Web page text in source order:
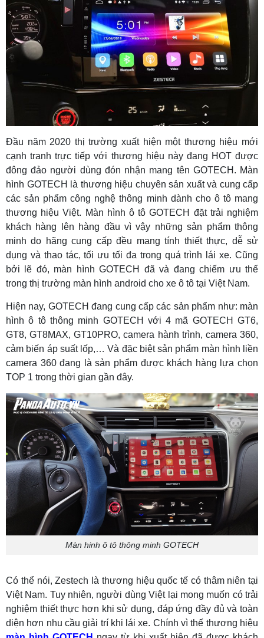
Đầu năm 2020 thị trường xuất hiện một thương hiệu mới
cạnh tranh trực tiếp với thương hiệu này đang HOT được
đông đảo người dùng đón nhận mang tên GOTECH. Màn
hình GOTECH là thương hiệu chuyên sản xuất và cung cấp
các sản phẩm công nghệ thông minh dành cho ô tô mang
thương hiệu Việt. Màn hình ô tô GOTECH đặt trải nghiệm
khách hàng lên hàng đầu vì vậy những sản phẩm thông
minh do hãng cung cấp đều mang tính thiết thực, dễ sử
dụng và thao tác, tối ưu tối đa trong quá trình lái xe. Cũng
bởi lẽ đó, màn hình GOTECH đã và đang chiếm ưu thế
trong thị trường màn hình android cho xe ô tô tại Việt Nam.
Hiện nay, GOTECH đang cung cấp các sản phẩm như: màn
hình ô tô thông minh GOTECH với 4 mã GOTECH GT6,
GT8, GT8MAX, GT10PRO, camera hành trình, camera 360,
cảm biến áp suất lốp,… Và đặc biệt sản phẩm màn hình liền
camera 360 đang là sản phẩm được khách hàng lựa chọn
TOP 1 trong thời gian gần đây.
Màn hinh ô tô thông minh GOTECH
Có thể nói, Zestech là thương hiệu quốc tế có thâm niên tại
Việt Nam. Tuy nhiên, người dùng Việt lại mong muốn có trải
nghiệm thiết thực hơn khi sử dụng, đáp ứng đầy đủ và toàn
diện hơn nhu cầu giải trí khi lái xe. Chính vì thế thương hiệu